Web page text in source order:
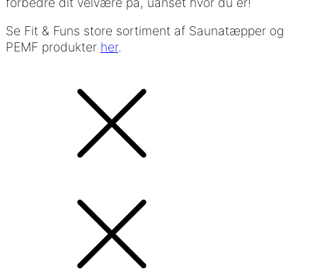
Se Fit & Funs store sortiment af Saunatæpper og
PEMF produkter her.